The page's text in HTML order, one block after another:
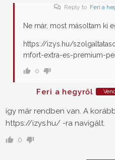
Reply to Feri a
Ne már, most másoltam ki
https://izys.hu/
mfort-extra-es-premium-
0
Feri a hegyről
így már rendben van. A
https://izys.hu/ -ra navigált.
0